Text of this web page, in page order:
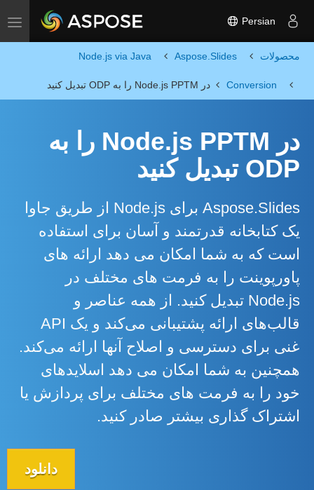
Toggle navigation Persian
محصولات Aspose.Slides
Node.js via Java
Conversion در Node.js PPTM را به ODP تبدیل کنید
در Node.js PPTM را به
ODP تبدیل کنید
Aspose.Slides برای Node.js از طریق جاوا
یک کتابخانه قدرتمند و آسان برای استفاده
است که به شما امکان می دهد ارائه های
پاورپوینت را به فرمت های مختلف در
Node.js تبدیل کنید. از همه عناصر و
قالب‌های ارائه پشتیبانی می‌کند و یک API
غنی برای دسترسی و اصلاح آنها ارائه می‌کند.
همچنین به شما امکان می دهد اسلایدهای
خود را به فرمت های مختلف برای پردازش یا
اشتراک گذاری بیشتر صادر کنید.
دانلود